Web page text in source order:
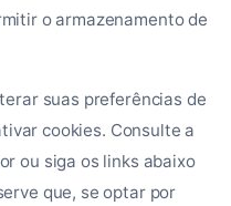
o armazenamento de
suas preferências de
cookies. Consulte a
ou siga os links abaixo
que, se optar por